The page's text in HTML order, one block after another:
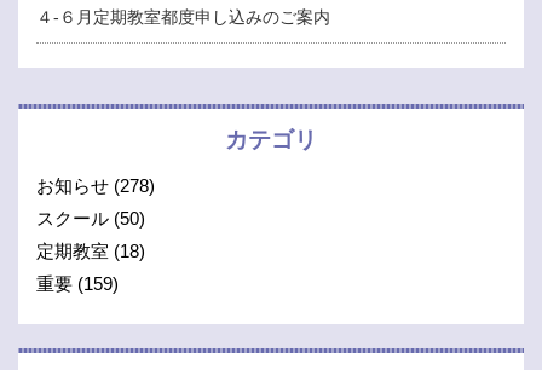
４-６月定期教室都度申し込みのご案内
カテゴリ
お知らせ (278)
スクール (50)
定期教室 (18)
重要 (159)